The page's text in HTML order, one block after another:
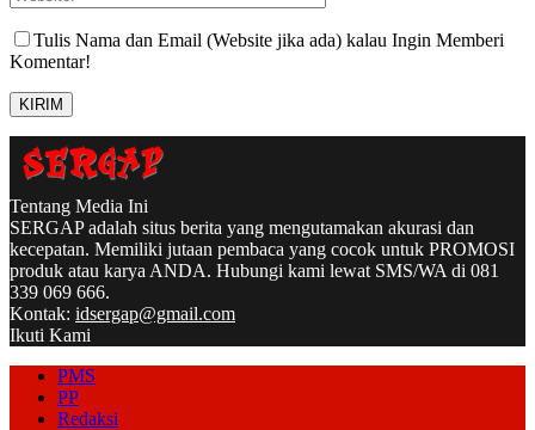
Tulis Nama dan Email (Website jika ada) kalau Ingin Memberi
Komentar!
Tentang Media Ini
SERGAP adalah situs berita yang mengutamakan akurasi dan
kecepatan. Memiliki jutaan pembaca yang cocok untuk PROMOSI
produk atau karya ANDA. Hubungi kami lewat SMS/WA di 081
339 069 666.
Kontak: idsergap@gmail.com
Ikuti Kami
PMS
PP
Redaksi